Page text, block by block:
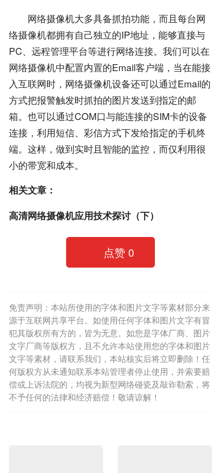
网络摄像机大多具备抓拍功能，而且每台网
络摄像机都拥有自己独立的IP地址，能够直接与
PC、远程管理平台等进行网络连接。我们可以在
网络摄像机中配置内置的Email客户端，当在能接
入互联网时，网络摄像机设备还可以通过Email的
方式把报警触发时抓拍的图片发送到指定的邮
箱。也可以通过COM口与能连接的SIM卡的设备
连接，利用短信、彩信方式下发给指定的手机终
端。这样，做到实时且智能的监控，而仅利用很
小的带宽和成本。
相关文章：
高清网络摄像机应用技术探讨（下）
点赞 0
免责声明：本站所使用的字体和图片文字等素材部分来
源于互联网共享平台。如使用任何字体和图片文字有冒
犯其版权所有方的，皆为无意。如您是字体厂商、图片
文字厂商等版权方，且不允许本站使用您的字体和图片
文字等素材，请联系我们，本站核实后将立即删除！任
何版权方从未通知联系本站管理者停止使用，并索要赔
偿或上诉法院的，均视为新型网络碰瓷及敲诈勒索，将
不予任何的法律和经济赔偿！敬请谅解！